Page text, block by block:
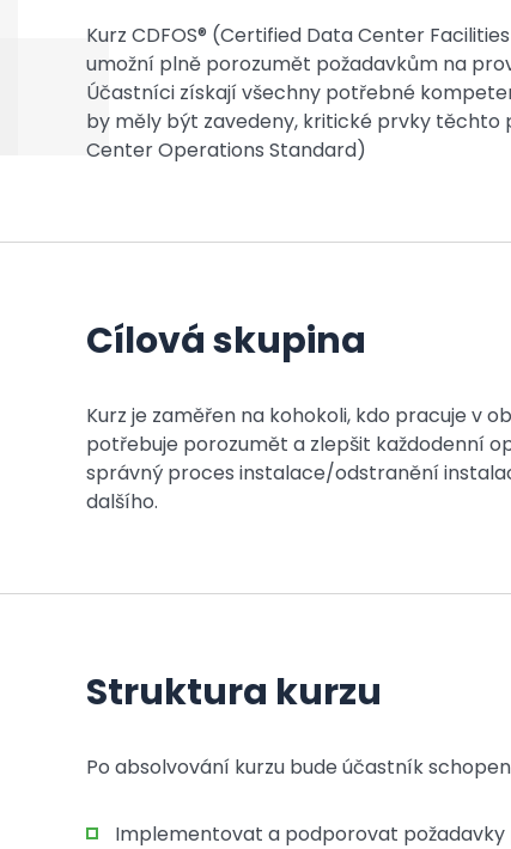
Kurz CDFOS® (Certified Data Center
umožní plně porozumět požadavkům na
Účastníci získají všechny potřebné
by měly být zavedeny, kritické prvky těchto
Center Operations Standard)
Cílová skupina
Kurz je zaměřen na kohokoli, kdo pracuje v
potřebuje porozumět a zlepšit každodenní
správný proces instalace/odstranění
dalšího.
Struktura kurzu
Po absolvování kurzu bude účastník
Implementovat a podporovat požadavky